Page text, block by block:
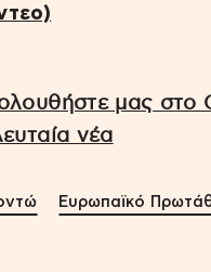
μας στο
νέα
Ευρωπαϊκό